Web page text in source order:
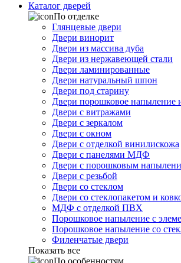
Каталог дверей
По отделке
Глянцевые двери
Двери винорит
Двери из массива дуба
Двери из нержавеющей стали
Двери ламинированные
Двери натуральный шпон
Двери под старину
Двери порошковое
Двери с витражами
Двери с зеркалом
Двери с окном
Двери с отделкой винилискожа
Двери с панелями МДФ
Двери с порошковым
Двери с резьбой
Двери со стеклом
Двери со стеклопакетом и
МДФ с отделкой ПВХ
Порошковое напыление с
Порошковое напыление со
Филенчатые двери
Показать все
По особенностям